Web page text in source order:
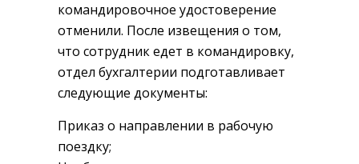
командировочное удостоверение
отменили. После извещения о том,
что сотрудник едет в командировку,
отдел бухгалтерии подготавливает
следующие документы:
Приказ о направлении в рабочую
поездку;